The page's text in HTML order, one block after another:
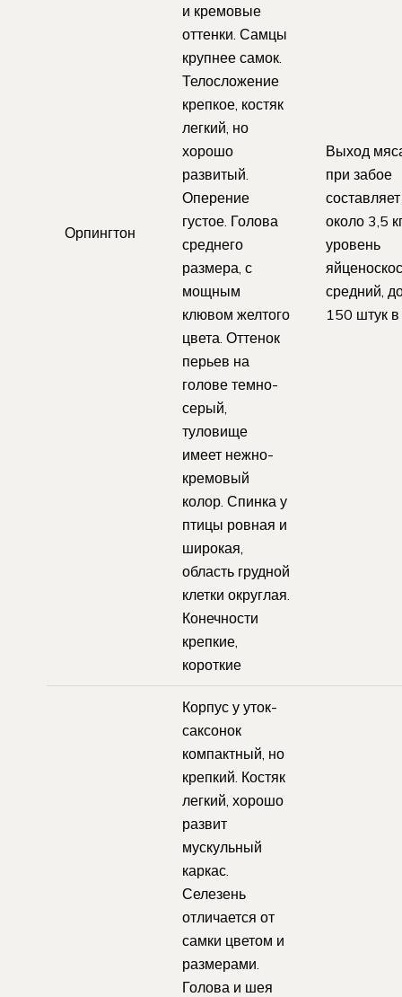
Орпингтон
и кремовые
оттенки. Самцы
крупнее самок.
Телосложение
крепкое, костяк
легкий, но
хорошо
развитый.
Оперение
густое. Голова
среднего
размера, с
мощным
клювом желтого
цвета. Оттенок
перьев на
голове темно-
серый,
туловище
имеет нежно-
кремовый
колор. Спинка у
птицы ровная и
широкая,
область грудной
клетки округлая.
Конечности
крепкие,
короткие
Выход
при забое
составляет
около 3,5
уровень
средний,
150 штук в
Корпус у уток-
саксонок
компактный, но
крепкий. Костяк
легкий, хорошо
развит
мускульный
каркас.
Селезень
отличается от
самки цветом и
размерами.
Голова и шея